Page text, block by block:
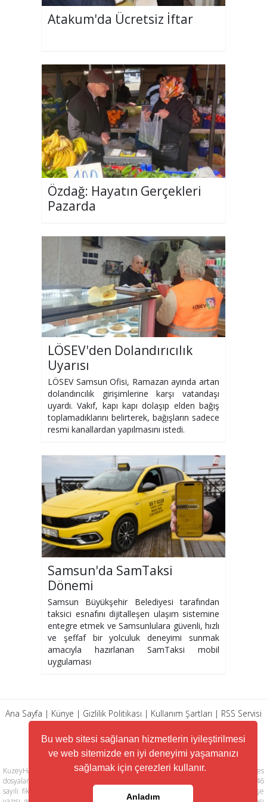
Bu web sitesi sağlanan hizmetlerin iyileştirilmesi
ve web sitemizde en iyi deneyimi yaşamanızı
sağlamak için çerezleri kullanır.
Anladım
Atakum'da Ücretsiz İftar
Özdağ: Hayatın Gerçekleri
Pazarda
LÖSEV'den Dolandırıcılık
Uyarısı
LÖSEV Samsun Ofisi, Ramazan ayında artan
dolandırıcılık girişimlerine karşı vatandaşı
uyardı. Vakıf, kapı kapı dolaşıp elden bağış
toplamadıklarını belirterek, bağışların sadece
resmi kanallardan yapılmasını istedi.
Samsun'da SamTaksi
Dönemi
Samsun Büyükşehir Belediyesi tarafından
taksici esnafını dijitalleşen ulaşım sistemine
entegre etmek ve Samsunlulara güvenli, hızlı
ve şeffaf bir yolculuk deneyimi sunmak
amacıyla hazırlanan SamTaksi mobil
uygulaması
Ana Sayfa | Künye | Gizlilik Politikası | Kullanım Şartları | RSS Servisi
KuzeyHaber.com sitesinde yer alan tüm yazılar, materyaller, resimler, ses
dosyaları, animasyonlar, videolar, tasarım ve düzenlemelerin telif hakları 5846
sayılı fikir ve sanat eserleri kanunu ile korunmaktadır. Her türlü haber, köşe